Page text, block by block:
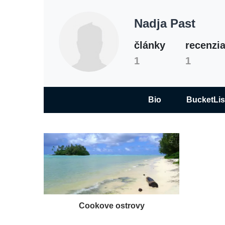
Nadja Past
články
1
recenzia
1
Bio
Cookove ostrovy